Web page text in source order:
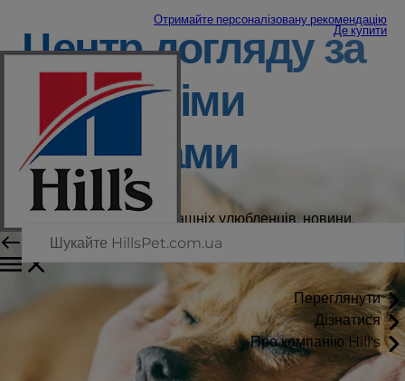
Отримайте персоналізовану рекомендацію
Де купити
Переглянути
Дізнатися
Про компанію Hill's
Центр догляду за
домашніми
тваринами
Останні історії про домашніх улюбленців, новини,
поради та рекомендації читайте тут.